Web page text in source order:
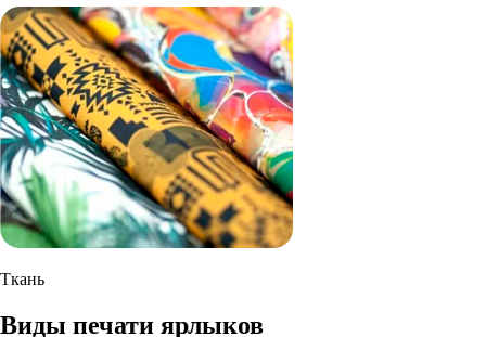
Ткань
Виды печати ярлыков